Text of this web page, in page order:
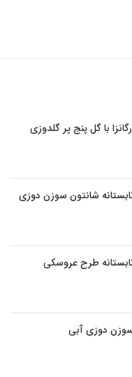
با گل پنج پر گلدوزی
شانتون سوزن دوزی
طرح عروسکی
سوزن دوزی آبی